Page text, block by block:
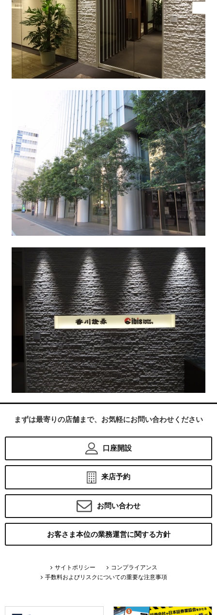
まずは最寄りの店舗まで、お気軽にお問い合わせください
口座開設
来店予約
お問い合わせ
お客さま本位の業務運営に関する方針
サイトポリシー
コンプライアンス
手数料およびリスクについての重要な注意事項